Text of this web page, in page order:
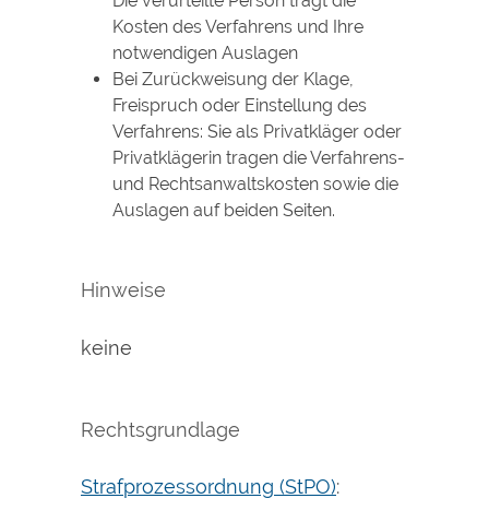
Kosten des Verfahrens und Ihre
notwendigen Auslagen
Bei Zurückweisung der Klage,
Freispruch oder Einstellung des
Verfahrens: Sie als Privatkläger oder
Privatklägerin tragen die Verfahrens-
und Rechtsanwaltskosten sowie die
Auslagen auf beiden Seiten.
Hinweise
keine
Rechtsgrundlage
Strafprozessordnung (StPO):